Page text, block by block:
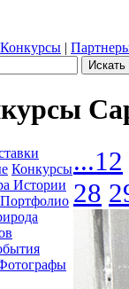
Конкурсы |
Конкурсы
Истории
...12
28